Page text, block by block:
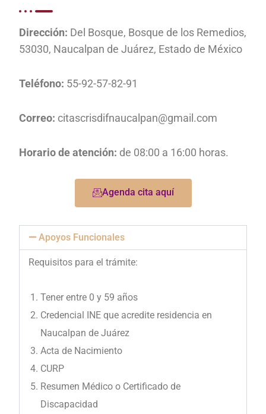
Dirección: Del Bosque, Bosque de los Remedios,
53030, Naucalpan de Juárez, Estado de México
Teléfono: 55-92-57-82-91
Correo: citascrisdifnaucalpan@gmail.com
Horario de atención: de 08:00 a 16:00 horas.
Agenda cita aquí
Apoyos Funcionales
Requisitos para el trámite:
Tener entre 0 y 59 años
Credencial INE que acredite residencia en
Naucalpan de Juárez
Acta de Nacimiento
CURP
Resumen Médico o Certificado de
Discapacidad